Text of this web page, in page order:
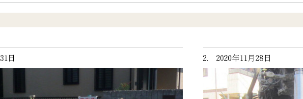
日 2. 2020年11月28日